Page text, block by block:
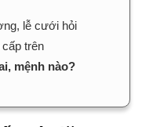
lễ cưới hỏi
trên
mệnh nào?